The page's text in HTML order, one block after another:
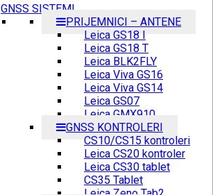
GNSS SISTEMI
PRIJEMNICI – ANTENE
Leica GS18 I
Leica GS18 T
Leica BLK2FLY
Leica Viva GS16
Leica Viva GS14
Leica GS07
Leica GMX910
GNSS KONTROLERI
CS10/CS15 kontroleri
Leica CS20 kontroler
Leica CS30 tablet
CS35 Tablet